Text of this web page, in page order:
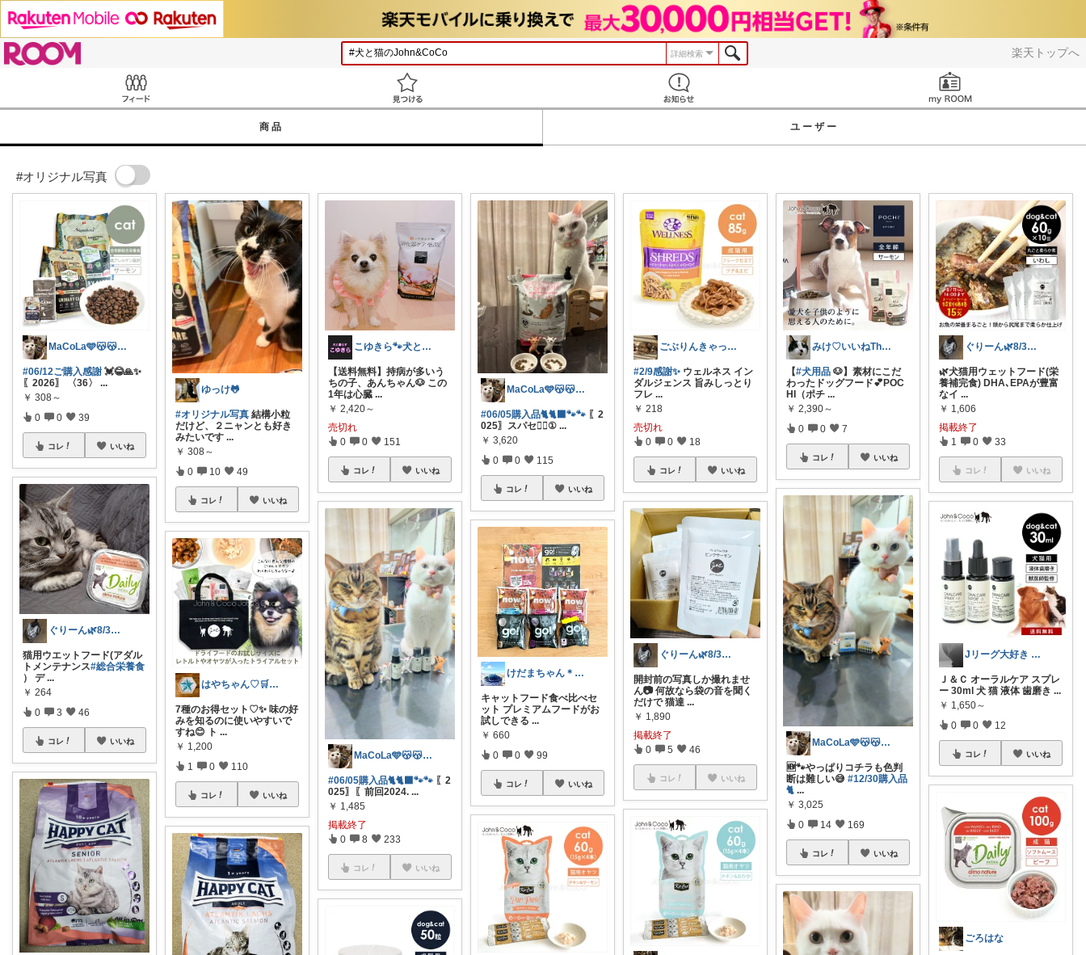
楽天トップへ
詳細検索
商品 ユーザー
#オリジナル写真
MaCoLa🩵😽😽🩷②🫶✨
#06/12ご購入感謝 💓😂🙏✨️
〖2026〗 〈36〉
...
￥ 308～
0 0 39
コレ いいね
ぐりーん🌿8/3🍞ありがとう🙇‍♀
猫用ウエットフード(アダル
トメンテナンス#総合栄養食
） デ ...
￥ 264
0 3 46
コレ いいね
ゆっけ🐸
#オリジナル写真 結構小粒
だけど、２ニャンとも好き
みたいです ...
￥ 308～
0 10 49
コレ いいね
はやちゃん♡🛒✨感謝です💖🙏✨
7種のお得セット♡✨ 味の好
みを知るのに使いやすいで
すね😊 ト ...
￥ 1,200
1 0 110
コレ いいね
こゆきら🐾犬と暮らす
【送料無料】持病が多いう
ちの子、あんちゃん🐶 この
1年は心臓 ...
￥ 2,420～
売切れ
0 0 151
コレ いいね
MaCoLa🩵😽😽🩷②🫶✨
#06/05購入品🐈🐈‍⬛🐾🐾 〖2
025〗〖前回2024. ...
￥ 1,485
掲載終了
0 8 233
コレ いいね
MaCoLa🩵😽😽🩷②🫶✨
#06/05購入品🐈🐈‍⬛🐾🐾 〖2
025〗スパセ🏃‍♀️① ...
￥ 3,620
0 0 115
コレ いいね
けだまちゃん＊ゆるゆるマイペース☺︎
キャットフード食べ比べセ
ット プレミアムフードがお
試しできる ...
￥ 660
0 0 99
コレ いいね
ごぶりんきゃっと@感謝(*≧▽≦*)ゞ
#2/9感謝✨ ウェルネス イン
ダルジェンス 旨みしっとり
フレ ...
￥ 218
売切れ
0 0 18
コレ いいね
ぐりーん🌿8/3🍞ありがとう🙇‍♀
開封前の写真しか撮れませ
ん📷 何故なら袋の音を聞く
だけで 猫達 ...
￥ 1,890
掲載終了
0 5 46
コレ いいね
みけ♡いいねThanks☆
【#犬用品 🐶】素材にこだ
わったドッグフード💕POC
HI（ポチ ...
￥ 2,390～
0 0 7
コレ いいね
MaCoLa🩵😽😽🩷②🫶✨
🆕🐾やっぱりコチラも色判
断は難しい😅‪‪#12/30購入品
🐈 ...
￥ 3,025
0 14 169
コレ いいね
ぐりーん🌿8/3🍞ありがとう🙇‍♀
🌿犬猫用ウェットフード(栄
養補完食) DHA､EPAが豊富
なイ ...
￥ 1,606
掲載終了
1 0 33
コレ いいね
Jリーグ大好き 🦁ゲート😪💤
Ｊ＆Ｃ オーラルケア スプレ
ー 30ml 犬 猫 液体 歯磨き ...
￥ 1,650～
0 0 12
コレ いいね
ごろはな